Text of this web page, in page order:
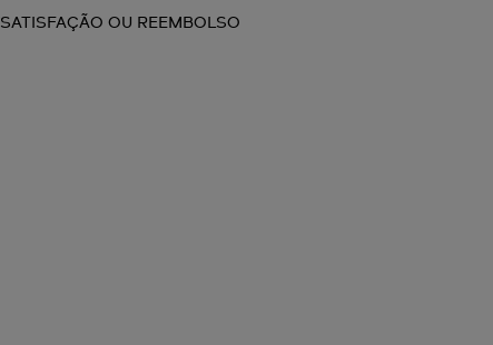
SATISFAÇÃO OU REEMBOLSO